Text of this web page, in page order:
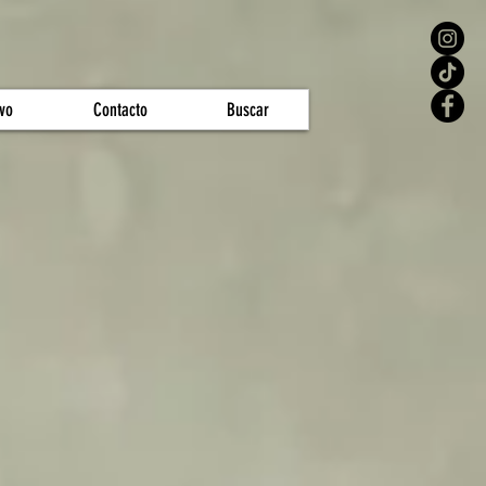
Contacto Buscar